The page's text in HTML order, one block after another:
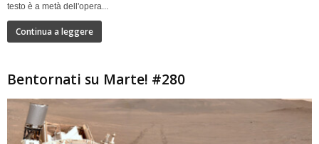
testo è a metà dell'opera...
Continua a leggere
Bentornati su Marte! #280